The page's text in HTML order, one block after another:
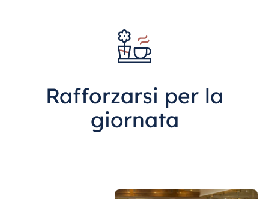
Tirana
Resort Marina
Rafforzarsi per la
giornata